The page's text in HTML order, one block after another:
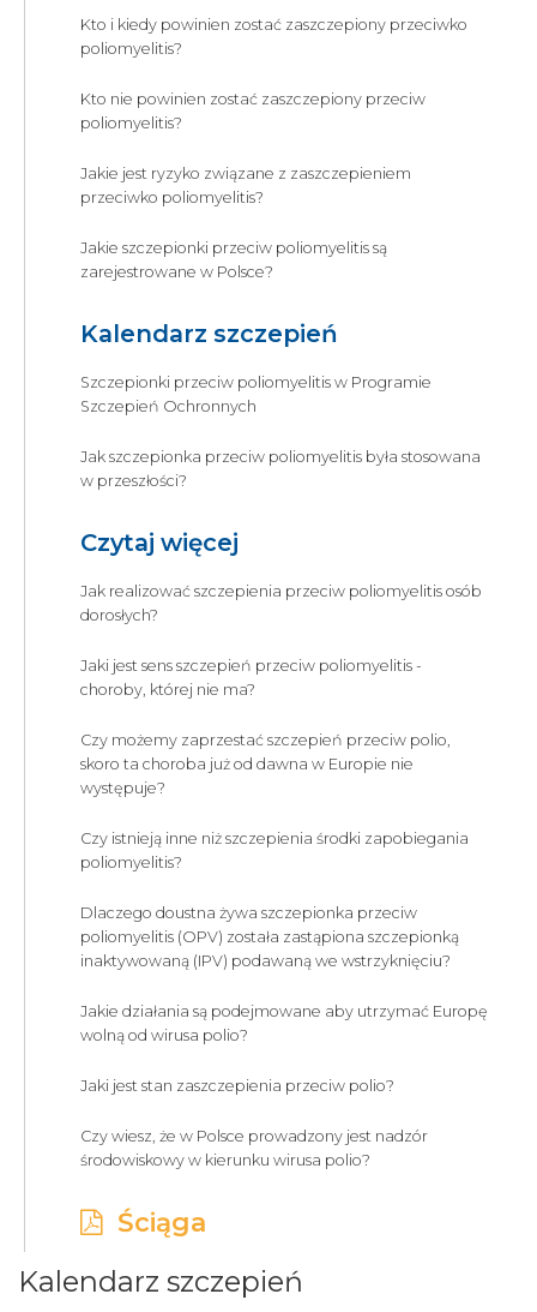
Kto i kiedy powinien zostać zaszczepiony przeciwko
poliomyelitis?
Kto nie powinien zostać zaszczepiony przeciw
poliomyelitis?
Jakie jest ryzyko związane z zaszczepieniem
przeciwko poliomyelitis?
Jakie szczepionki przeciw poliomyelitis są
zarejestrowane w Polsce?
Kalendarz szczepień
Szczepionki przeciw poliomyelitis w Programie
Szczepień Ochronnych
Jak szczepionka przeciw poliomyelitis była stosowana
w przeszłości?
Czytaj więcej
Jak realizować szczepienia przeciw poliomyelitis osób
dorosłych?
Jaki jest sens szczepień przeciw poliomyelitis -
choroby, której nie ma?
Czy możemy zaprzestać szczepień przeciw polio,
skoro ta choroba już od dawna w Europie nie
występuje?
Czy istnieją inne niż szczepienia środki zapobiegania
poliomyelitis?
Dlaczego doustna żywa szczepionka przeciw
poliomyelitis (OPV) została zastąpiona szczepionką
inaktywowaną (IPV) podawaną we wstrzyknięciu?
Jakie działania są podejmowane aby utrzymać Europę
wolną od wirusa polio?
Jaki jest stan zaszczepienia przeciw polio?
Czy wiesz, że w Polsce prowadzony jest nadzór
środowiskowy w kierunku wirusa polio?
Ściąga
Kalendarz szczepień